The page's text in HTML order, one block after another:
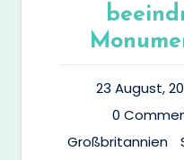
23 August,
0
Großbritannien